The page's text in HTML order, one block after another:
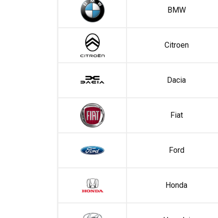
BMW
Citroen
Dacia
Fiat
Ford
Honda